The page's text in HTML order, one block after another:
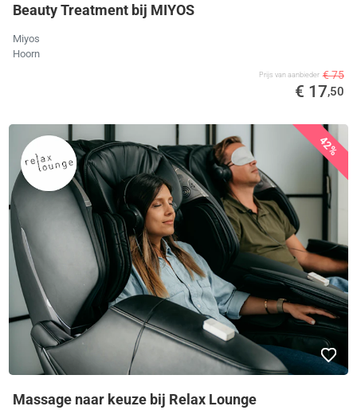
Beauty Treatment bij MIYOS
Miyos
Hoorn
Prijs van aanbieder € 75
€ 17,50
42%
Massage naar keuze bij Relax Lounge